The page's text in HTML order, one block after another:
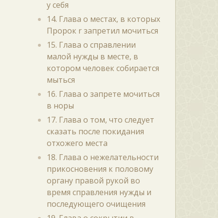
у себя
14. Глава о местах, в которых
Пророк r запретил мочиться
15. Глава о справлении
малой нужды в месте, в
котором человек собирается
мыться
16. Глава о запрете мочиться
в норы
17. Глава о том, что следует
сказать после покидания
отхожего места
18. Глава о нежелательности
прикосновения к половому
органу правой рукой во
время справления нужды и
последующего очищения